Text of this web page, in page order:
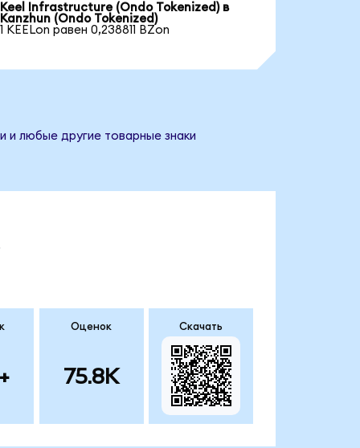
Keel Infrastructure (Ondo Tokenized) в
Kanzhun (Ondo Tokenized)
1 KEELon равен 0,238811 BZon
и любые другие товарные знаки
Оценок
75.8K
Скачать